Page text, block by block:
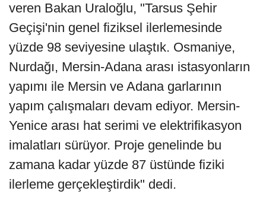
veren Bakan Uraloğlu, "Tarsus Şehir
Geçişi'nin genel fiziksel ilerlemesinde
yüzde 98 seviyesine ulaştık. Osmaniye,
Nurdağı, Mersin-Adana arası istasyonların
yapımı ile Mersin ve Adana garlarının
yapım çalışmaları devam ediyor. Mersin-
Yenice arası hat serimi ve elektrifikasyon
imalatları sürüyor. Proje genelinde bu
zamana kadar yüzde 87 üstünde fiziki
ilerleme gerçekleştirdik" dedi.